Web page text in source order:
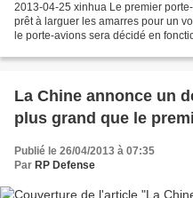
2013-04-25 xinhua Le premier
prêt à larguer les amarres pour un
le porte-avions sera décidé en
La Chine annonce un
plus grand que le
Publié le 26/04/2013 à 07:35
Par RP Defense